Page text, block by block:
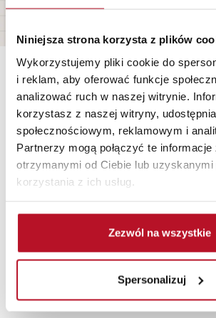
Niniejsza strona korzysta z plików
Wykorzystujemy pliki cookie do
i reklam, aby oferować funkcje
analizować ruch w naszej witrynie.
korzystasz z naszej witryny,
społecznościowym, reklamowym i
Partnerzy mogą połączyć te
otrzymanymi od Ciebie lub uzyskanymi
korzystania z ich usług.
Zezwól na wszystkie
Spersonalizuj
Polecane Nowości